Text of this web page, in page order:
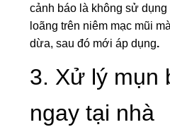
cảnh báo là không sử
loãng trên niêm mạc mũi
dừa, sau đó mới áp dụng.
3. Xử lý mụn
ngay tại nhà